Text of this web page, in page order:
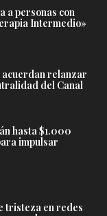
a personas con
Intermedio»
acuerdan relanzar
del Canal
hasta $1.000
impulsar
tristeza en redes